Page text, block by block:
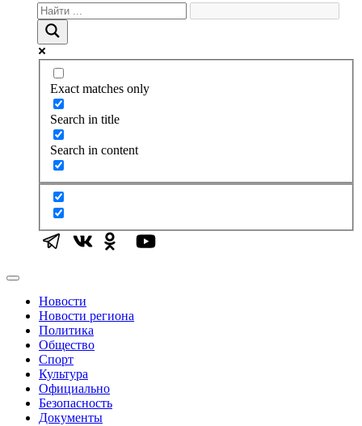
Exact matches only
Search in title
Search in content
Новости
Новости региона
Политика
Общество
Спорт
Культура
Официально
Безопасность
Документы